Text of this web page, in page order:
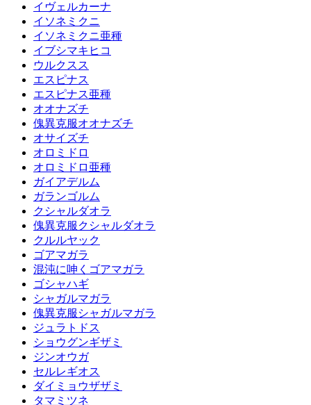
イヴェルカーナ
イソネミクニ
イソネミクニ亜種
イブシマキヒコ
ウルクスス
エスピナス
エスピナス亜種
オオナズチ
傀異克服オオナズチ
オサイズチ
オロミドロ
オロミドロ亜種
ガイアデルム
ガランゴルム
クシャルダオラ
傀異克服クシャルダオラ
クルルヤック
ゴアマガラ
混沌に呻くゴアマガラ
ゴシャハギ
シャガルマガラ
傀異克服シャガルマガラ
ジュラトドス
ショウグンギザミ
ジンオウガ
セルレギオス
ダイミョウザザミ
タマミツネ